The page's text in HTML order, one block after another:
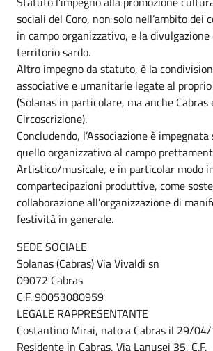
sociali del Coro, non solo nell’ambito dei
in campo organizzativo, e la divulgazione
territorio sardo.
Altro impegno da statuto, è la
associative e umanitarie legate al
(Solanas in particolare, ma anche Cabras
Circoscrizione).
Concludendo, l’Associazione è
quello organizzativo al campo
Artistico/musicale, e in particolar modo
compartecipazioni produttive, come
collaborazione all’organizzazione di
festività in generale.
SEDE SOCIALE
Solanas (Cabras) Via Vivaldi sn
09072 Cabras
C.F. 90053080959
LEGALE RAPPRESENTANTE
Costantino Mirai, nato a Cabras il 29/
Residente in Cabras, Via Lanusei 35, C.F.